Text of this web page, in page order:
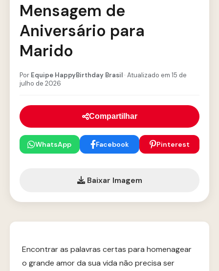
Mensagem de
Aniversário para
Marido
Por Equipe HappyBirthday Brasil · Atualizado em 15 de
julho de 2026
Compartilhar
WhatsApp Facebook Pinterest
Baixar Imagem
Encontrar as palavras certas para homenagear
o grande amor da sua vida não precisa ser